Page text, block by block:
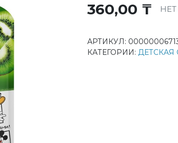
360,00 ₸
АРТИКУЛ:
КАТЕГОРИИ: ДЕТСКАЯ